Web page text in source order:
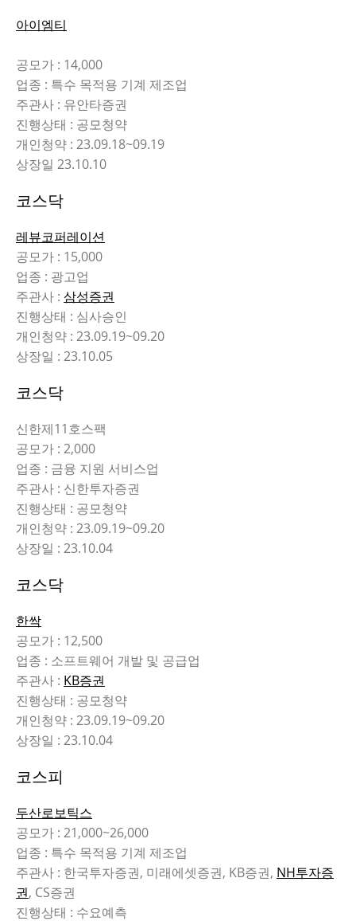
아이엠티
공모가 : 14,000
업종 : 특수 목적용 기계 제조업
주관사 : 유안타증권
진행상태 : 공모청약
개인청약 : 23.09.18~09.19
상장일 23.10.10
코스닥
레뷰코퍼레이션
공모가 : 15,000
업종 : 광고업
주관사 : 삼성증권
진행상태 : 심사승인
개인청약 : 23.09.19~09.20
상장일 : 23.10.05
코스닥
신한제11호스팩
공모가 : 2,000
업종 : 금융 지원 서비스업
주관사 : 신한투자증권
진행상태 : 공모청약
개인청약 : 23.09.19~09.20
상장일 : 23.10.04
코스닥
한싹
공모가 : 12,500
업종 : 소프트웨어 개발 및 공급업
주관사 : KB증권
진행상태 : 공모청약
개인청약 : 23.09.19~09.20
상장일 : 23.10.04
코스피
두산로보틱스
공모가 : 21,000~26,000
업종 : 특수 목적용 기계 제조업
주관사 : 한국투자증권, 미래에셋증권, KB증권, NH투자증
권, CS증권
진행상태 : 수요예측